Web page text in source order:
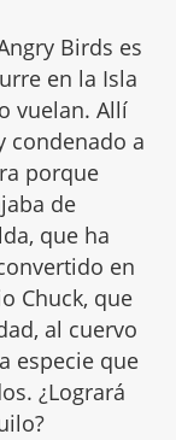
Birds es
en la Isla
vuelan. Allí
condenado a
porque
de
que ha
en
Chuck, que
al cuervo
especie que
¿Logrará